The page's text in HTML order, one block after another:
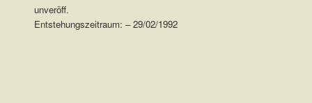
unveröff.
Entstehungszeitraum: – 29/02/1992